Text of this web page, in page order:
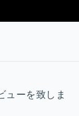
ューを致しま